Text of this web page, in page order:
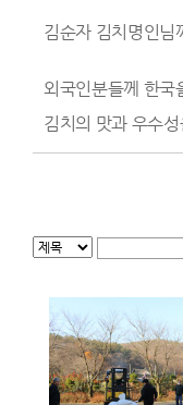
김순자 김치명인님
외국인분들께 한
김치의 맛과 우수